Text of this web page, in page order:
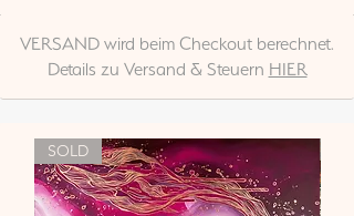
VERSAND wird beim Checkout berechnet.
Details zu Versand & Steuern HIER
SOLD